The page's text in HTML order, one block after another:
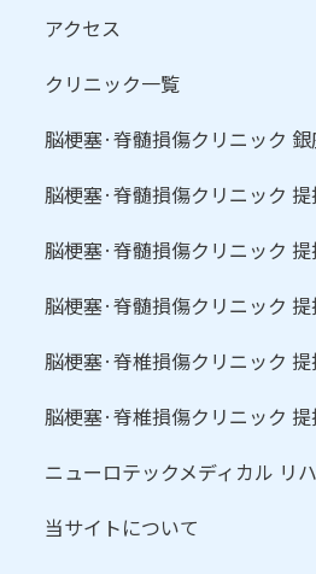
アクセス
クリニック一覧
脳梗塞·脊髄損傷クリニック 銀
脳梗塞·脊髄損傷クリニック
脳梗塞·脊髄損傷クリニック
脳梗塞·脊髄損傷クリニック
脳梗塞·脊椎損傷クリニック
脳梗塞·脊椎損傷クリニック
ニューロテックメディカル リ
当サイトについて